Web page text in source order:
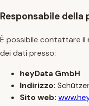
Responsabile
È possibile contattare
dei dati presso:
heyData GmbH
Indirizzo:
Sito web: